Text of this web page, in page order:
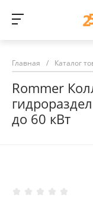
Главная / Каталог
Rommer
до 60 кВт